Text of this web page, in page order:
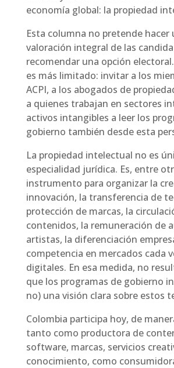
economía global: la propiedad
Esta columna no pretende hacer
valoración integral de las
recomendar una opción
es más limitado: invitar a los
ACPI, a los abogados de
a quienes trabajan en sectores
activos intangibles a leer los
gobierno también desde esta
La propiedad intelectual no es
especialidad jurídica. Es, entre
instrumento para organizar la
innovación, la transferencia de
protección de marcas, la
contenidos, la remuneración de
artistas, la diferenciación
competencia en mercados cada
digitales. En esa medida, no
que los programas de gobierno
no) una visión clara sobre estos
Colombia participa hoy, de
tanto como productora de
software, marcas, servicios
conocimiento, como